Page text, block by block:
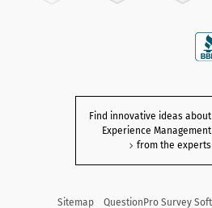
Find innovative ideas about
Experience Management
from the experts
Sitemap